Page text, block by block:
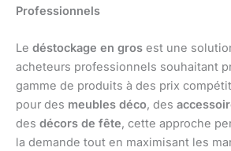
Professionnels
Le déstockage en gros est une
acheteurs professionnels souhaitant
gamme de produits à des prix
pour des meubles déco, des
des décors de fête, cette approche
la demande tout en maximisant les